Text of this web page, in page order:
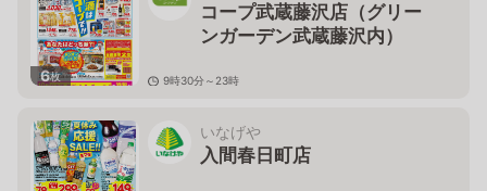
6枚
コープ武蔵藤沢店（グリー
ンガーデン武蔵藤沢内）
9時30分～23時
いなげや
入間春日町店